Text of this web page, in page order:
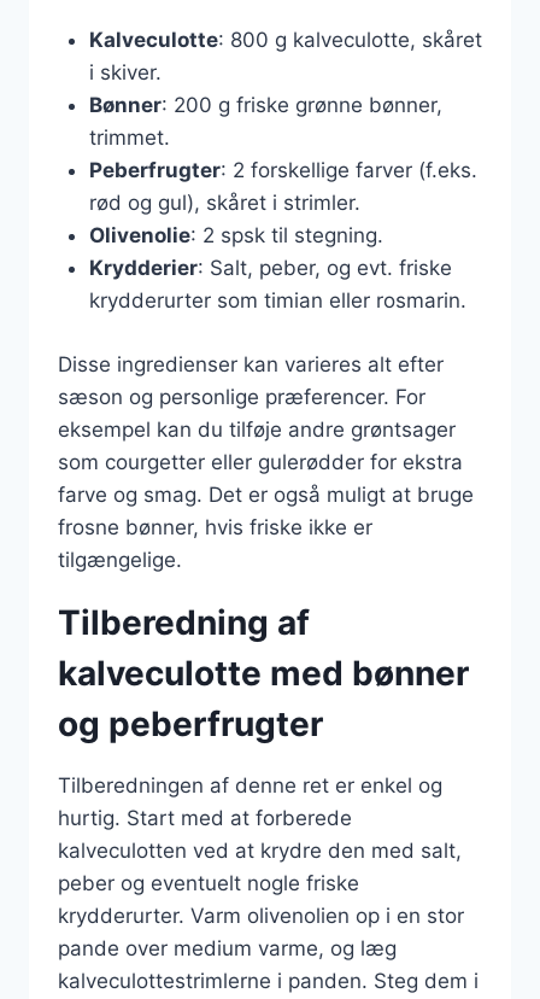
Kalveculotte: 800 g kalveculotte, skåret
i skiver.
Bønner: 200 g friske grønne bønner,
trimmet.
Peberfrugter: 2 forskellige farver (f.eks.
rød og gul), skåret i strimler.
Olivenolie: 2 spsk til stegning.
Krydderier: Salt, peber, og evt. friske
krydderurter som timian eller rosmarin.
Disse ingredienser kan varieres alt efter
sæson og personlige præferencer. For
eksempel kan du tilføje andre grøntsager
som courgetter eller gulerødder for ekstra
farve og smag. Det er også muligt at bruge
frosne bønner, hvis friske ikke er
tilgængelige.
Tilberedning af
kalveculotte med bønner
og peberfrugter
Tilberedningen af denne ret er enkel og
hurtig. Start med at forberede
kalveculotten ved at krydre den med salt,
peber og eventuelt nogle friske
krydderurter. Varm olivenolien op i en stor
pande over medium varme, og læg
kalveculottestrimlerne i panden. Steg dem i